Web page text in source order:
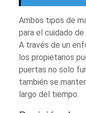
Ambos tipos de
para el cuidado
A través de un
los propietarios
puertas no solo
también se
largo del tiempo.